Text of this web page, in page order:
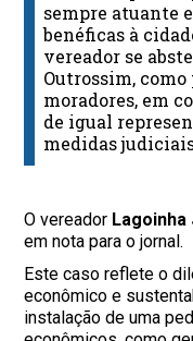
sempre atuante
benéficas à
vereador se
Outrossim, como
moradores, em
de igual
medidas
O vereador Lagoinha
em nota para o jornal.
Este caso reflete o
econômico e
instalação de uma